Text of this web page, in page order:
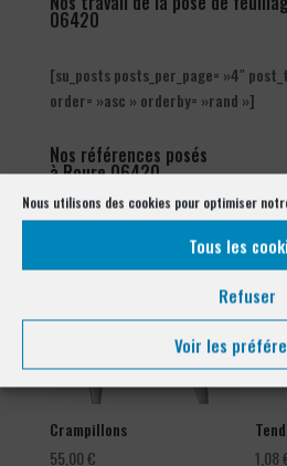
Nous utilisons des cookies pour optimiser
Tous les
Refuser
Voir les
06420
[su_posts posts_per_page= »4″
order= »asc » orderby= »rand »]
Nos références posés
à Roure 06420
Crampillons
55,00€
1,08